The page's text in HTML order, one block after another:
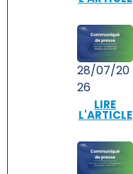
28/07/20
26
LIRE
L'ARTICLE